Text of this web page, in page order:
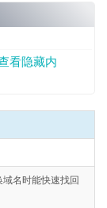
看隐藏内
名时能快速找回